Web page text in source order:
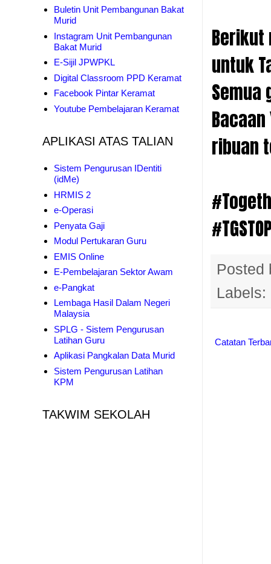
Berikut
untuk
Semua
ribuan
Labels:
Catatan
Buletin Unit Pembangunan Bakat
Murid
Instagram Unit Pembangunan
Bakat Murid
E-Sijil JPWPKL
Digital Classroom PPD Keramat
Facebook Pintar Keramat
Youtube Pembelajaran Keramat
APLIKASI ATAS TALIAN
Sistem Pengurusan IDentiti
(idMe)
HRMIS 2
e-Operasi
Penyata Gaji
Modul Pertukaran Guru
EMIS Online
E-Pembelajaran Sektor Awam
e-Pangkat
Lembaga Hasil Dalam Negeri
Malaysia
SPLG - Sistem Pengurusan
Latihan Guru
Aplikasi Pangkalan Data Murid
Sistem Pengurusan Latihan
KPM
TAKWIM SEKOLAH